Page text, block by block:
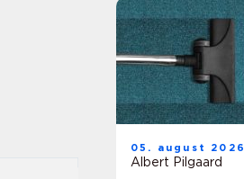
05. august 2026
Albert Pilgaard